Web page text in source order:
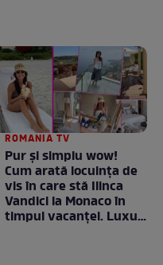
ROMANIA TV
Pur și simplu wow!
Cum arată locuința de
vis în care stă Ilinca
Vandici la Monaco în
timpul vacanței. Luxul